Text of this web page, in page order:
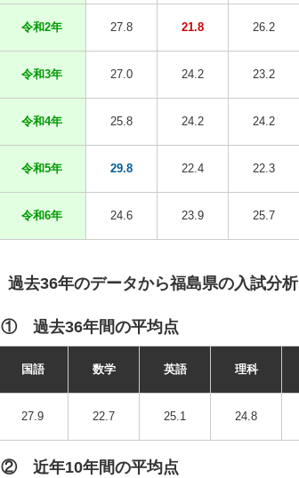
令和2年 27.8 21.8 26.2
令和3年 27.0 24.2 23.2
令和4年 25.8 24.2 24.2
令和5年 29.8 22.4 22.3
令和6年 24.6 23.9 25.7
過去36年のデータから福島県の入試分析
① 過去36年間の平均点
国語 数学 英語 理科
27.9 22.7 25.1 24.8
② 近年10年間の平均点